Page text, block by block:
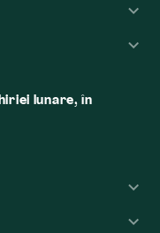
lunare, în